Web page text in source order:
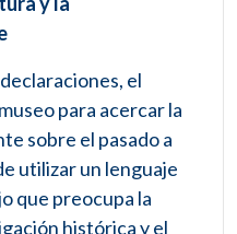
el
para acercar la
sobre el pasado a
utilizar un lenguaje
que preocupa la
histórica y el